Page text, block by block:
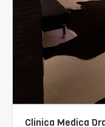
Clinica Medica